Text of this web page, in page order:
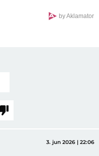
by Aklamator
3. jun 2026 | 22:06